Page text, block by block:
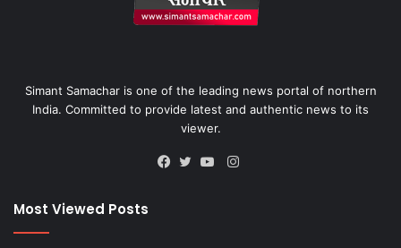
Simant Samachar is one of the leading news portal of northern
India. Committed to provide latest and authentic news to its
viewer.
Instagram
Most Viewed Posts